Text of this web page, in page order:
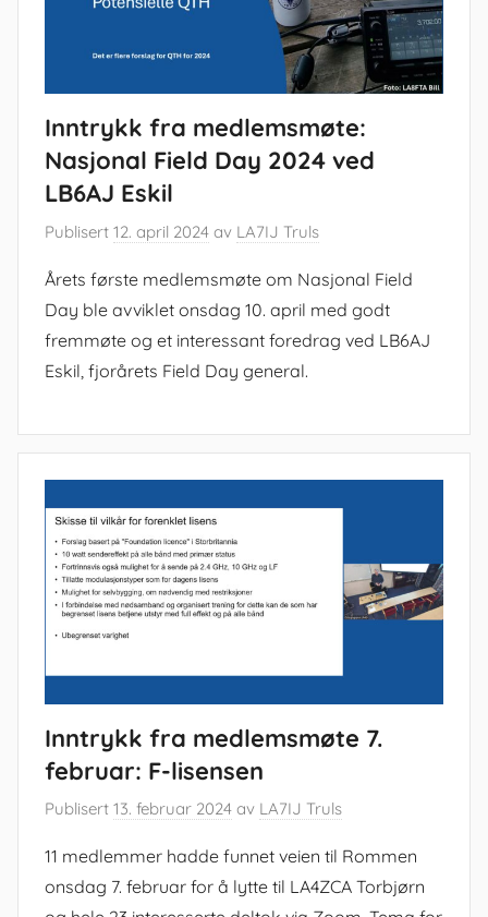
Inntrykk fra medlemsmøte:
Nasjonal Field Day 2024 ved
LB6AJ Eskil
Publisert 12. april 2024 av LA7IJ Truls
Årets første medlemsmøte om Nasjonal Field
Day ble avviklet onsdag 10. april med godt
fremmøte og et interessant foredrag ved LB6AJ
Eskil, fjorårets Field Day general.
Inntrykk fra medlemsmøte 7.
februar: F-lisensen
Publisert 13. februar 2024 av LA7IJ Truls
11 medlemmer hadde funnet veien til Rommen
onsdag 7. februar for å lytte til LA4ZCA Torbjørn